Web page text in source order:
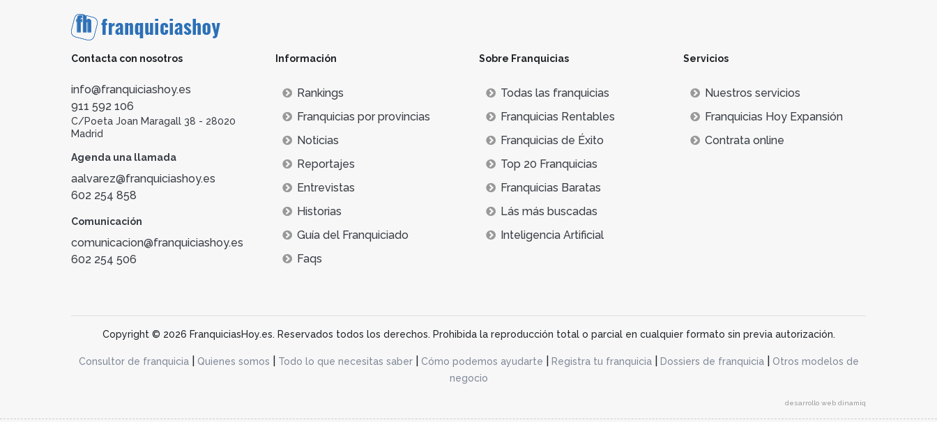
Contacta con nosotros
info@franquiciashoy.es
911 592 106
C/Poeta Joan Maragall 38 - 28020
Madrid
Agenda una llamada
aalvarez@franquiciashoy.es
602 254 858
Comunicación
comunicacion@franquiciashoy.es
602 254 506
Información
Rankings
Franquicias por provincias
Noticias
Reportajes
Entrevistas
Historias
Guía del Franquiciado
Faqs
Sobre Franquicias
Todas las franquicias
Franquicias Rentables
Franquicias de Éxito
Top 20 Franquicias
Franquicias Baratas
Lás más buscadas
Inteligencia Artificial
Servicios
Nuestros servicios
Franquicias Hoy Expansión
Contrata online
Copyright © 2026 FranquiciasHoy.es. Reservados todos los derechos. Prohibida la reproducción total o parcial en cualquier formato sin previa autorización.
Consultor de franquicia| Quienes somos Todo lo que necesitas saber| Cómo podemos ayudarte Registra tu franquicia| Dossiers de franquicia|
Otros modelos de
negocio
desarrollo web dinamiq